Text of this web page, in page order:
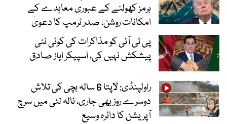
ہرمز کھولنے کے عبوری معاہدے کے
امکانات روشن، صدر ٹرمپ کا دعویٰ
پی ٹی آئی کو مذاکرات کی کوئی نئی
پیشکش نہیں کی، اسپیکر ایاز صادق
راولپنڈی: لاپتا 6 سالہ بچی کی تلاش
دوسرے روز بھی جاری، نالہ لئی میں سرچ
آپریشن کا دائرہ وسیع